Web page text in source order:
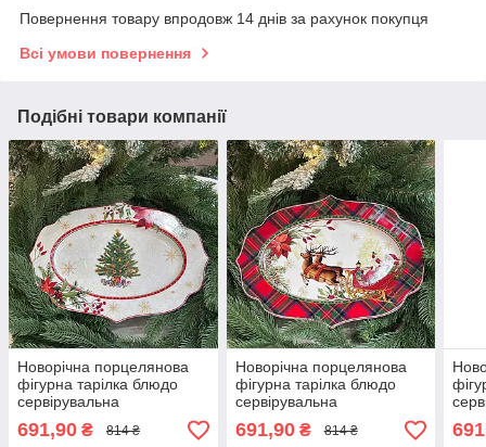
Повернення товару впродовж 14 днів за рахунок покупця
Всі умови повернення
Подібні товари компанії
Новорічна порцелянова
фігурна тарілка блюдо
сервірувальна
35*25*2.5см з різдвяним
малюнком
691,90 ₴ 814 ₴
Новорічна порцелянова
фігурна тарілка блюдо
сервірувальна
35*25*2.5см з різдвяним
малюнком
691,90₴ 814 ₴